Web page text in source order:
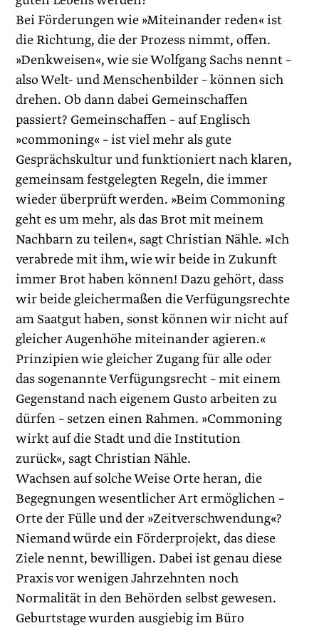
Bei Förderungen wie »Miteinander reden« ist
die Richtung, die der Prozess nimmt, offen.
»Denkweisen«, wie sie Wolfgang Sachs nennt –
also Welt- und Menschenbilder – können sich
drehen. Ob dann dabei Gemeinschaffen
passiert? Gemeinschaffen – auf Englisch
»commoning« – ist viel mehr als gute
Gesprächskultur und funktioniert nach klaren,
gemeinsam festgelegten Regeln, die immer
wieder überprüft werden. »Beim Commoning
geht es um mehr, als das Brot mit meinem
Nachbarn zu teilen«, sagt Christian Nähle. »Ich
verabrede mit ihm, wie wir beide in Zukunft
immer Brot haben können! Dazu gehört, dass
wir beide gleichermaßen die Verfügungsrechte
am Saatgut haben, sonst können wir nicht auf
gleicher Augenhöhe miteinander agieren.«
Prinzipien wie gleicher Zugang für alle oder
das sogenannte Verfügungsrecht – mit einem
Gegenstand nach eigenem Gusto arbeiten zu
dürfen – setzen einen Rahmen. »Commoning
wirkt auf die Stadt und die Institution
zurück«, sagt Christian Nähle.
Wachsen auf solche Weise Orte heran, die
Begegnungen wesentlicher Art ermöglichen –
Orte der Fülle und der »Zeitverschwendung«?
Niemand würde ein Förderprojekt, das diese
Ziele nennt, bewilligen. Dabei ist genau diese
Praxis vor wenigen Jahrzehnten noch
Normalität in den Behörden selbst gewesen.
Geburtstage wurden ausgiebig im Büro